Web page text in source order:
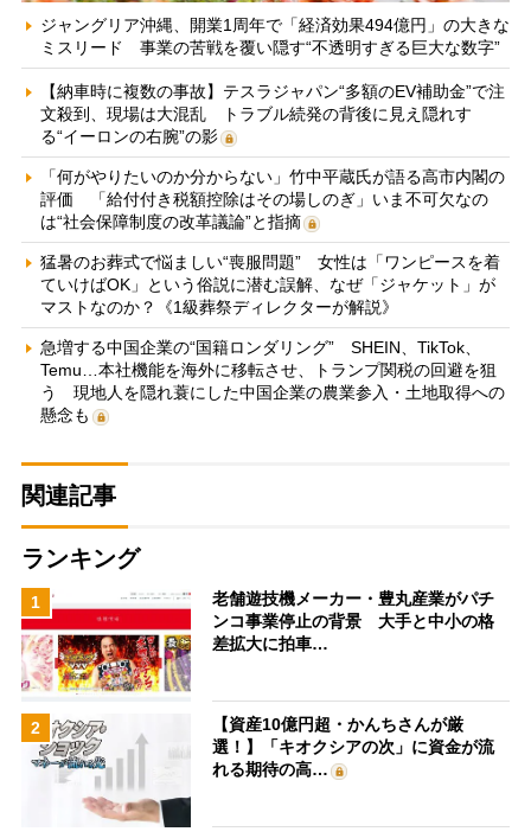
ジャングリア沖縄、開業1周年で「経済効果494億円」の大きな
ミスリード 事業の苦戦を覆い隠す“不透明すぎる巨大な数字”
【納車時に複数の事故】テスラジャパン“多額のEV補助金”で注
文殺到、現場は大混乱 トラブル続発の背後に見え隠れす
る“イーロンの右腕”の影
「何がやりたいのか分からない」竹中平蔵氏が語る高市内閣の
評価 「給付付き税額控除はその場しのぎ」いま不可欠なの
は“社会保障制度の改革議論”と指摘
猛暑のお葬式で悩ましい“喪服問題” 女性は「ワンピースを着
ていけばOK」という俗説に潜む誤解、なぜ「ジャケット」が
マストなのか？《1級葬祭ディレクターが解説》
急増する中国企業の“国籍ロンダリング” SHEIN、TikTok、
Temu…本社機能を海外に移転させ、トランプ関税の回避を狙
う 現地人を隠れ蓑にした中国企業の農業参入・土地取得への
懸念も
関連記事
ランキング
1
老舗遊技機メーカー・豊丸産業がパチ
ンコ事業停止の背景 大手と中小の格
差拡大に拍車…
2
【資産10億円超・かんちさんが厳
選！】「キオクシアの次」に資金が流
れる期待の高…